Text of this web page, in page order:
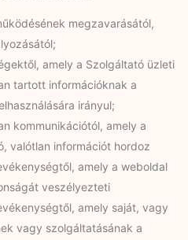
megzavarásától,
amely a Szolgáltató üzleti
tartott információknak a
irányul;
kommunikációtól, amely a
valótlan információt hordoz
amely a weboldal
veszélyezteti
amely saját, vagy
vagy szolgáltatásának a